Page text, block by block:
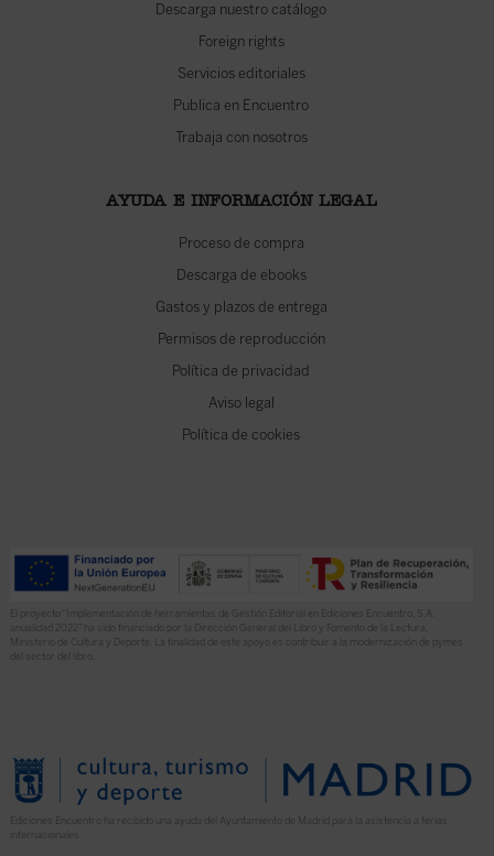
Descarga nuestro catálogo
Foreign rights
Servicios editoriales
Publica en Encuentro
Trabaja con nosotros
AYUDA E INFORMACIÓN LEGAL
Proceso de compra
Descarga de ebooks
Gastos y plazos de entrega
Permisos de reproducción
Política de privacidad
Aviso legal
Política de cookies
El proyecto “Implementación de herramientas de Gestión Editorial en Ediciones Encuentro, S.A.
anualidad 2022” ha sido financiado por la Dirección General del Libro y Fomento de la Lectura,
Ministerio de Cultura y Deporte. La finalidad de este apoyo es contribuir a la modernización de pymes
del sector del libro.
Ediciones Encuentro ha recibido una ayuda del Ayuntamiento de Madrid para la asistencia a ferias